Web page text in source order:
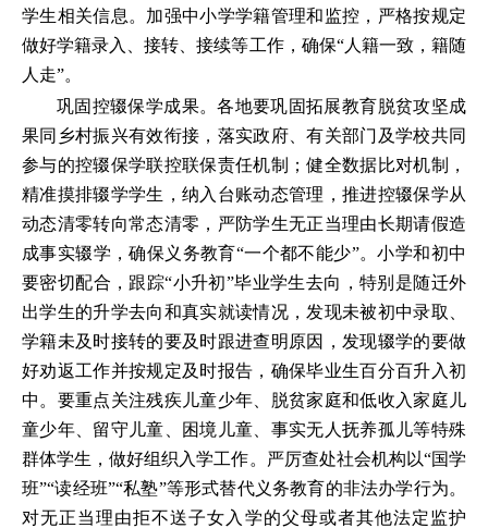
学生相关信息。加强中小学学籍管理和监控，严格按规定
做好学籍录入、接转、接续等工作，确保“人籍一致，籍随
人走”。
巩固控辍保学成果。各地要巩固拓展教育脱贫攻坚成
果同乡村振兴有效衔接，落实政府、有关部门及学校共同
参与的控辍保学联控联保责任机制；健全数据比对机制，
精准摸排辍学学生，纳入台账动态管理，推进控辍保学从
动态清零转向常态清零，严防学生无正当理由长期请假造
成事实辍学，确保义务教育“一个都不能少”。小学和初中
要密切配合，跟踪“小升初”毕业学生去向，特别是随迁外
出学生的升学去向和真实就读情况，发现未被初中录取、
学籍未及时接转的要及时跟进查明原因，发现辍学的要做
好劝返工作并按规定及时报告，确保毕业生百分百升入初
中。要重点关注残疾儿童少年、脱贫家庭和低收入家庭儿
童少年、留守儿童、困境儿童、事实无人抚养孤儿等特殊
群体学生，做好组织入学工作。严厉查处社会机构以“国学
班”“读经班”“私塾”等形式替代义务教育的非法办学行为。
对无正当理由拒不送子女入学的父母或者其他法定监护